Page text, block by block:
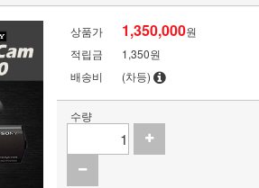
상품가 1,350,000원
적립금
1,350원
배송비
(차등)
수량